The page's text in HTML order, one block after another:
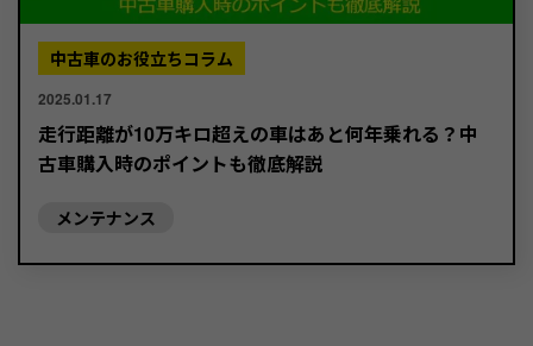
中古車のお役立ちコラム
2025.01.17
走行距離が10万キロ超えの車はあと何年乗れる？中
古車購入時のポイントも徹底解説
メンテナンス